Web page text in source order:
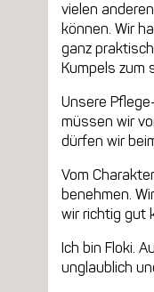
vielen
können. Wir
ganz
Kumpels zum
Unsere
müssen wir
dürfen wir
Vom
benehmen.
wir richtig gut
Ich bin Floki.
unglaublich